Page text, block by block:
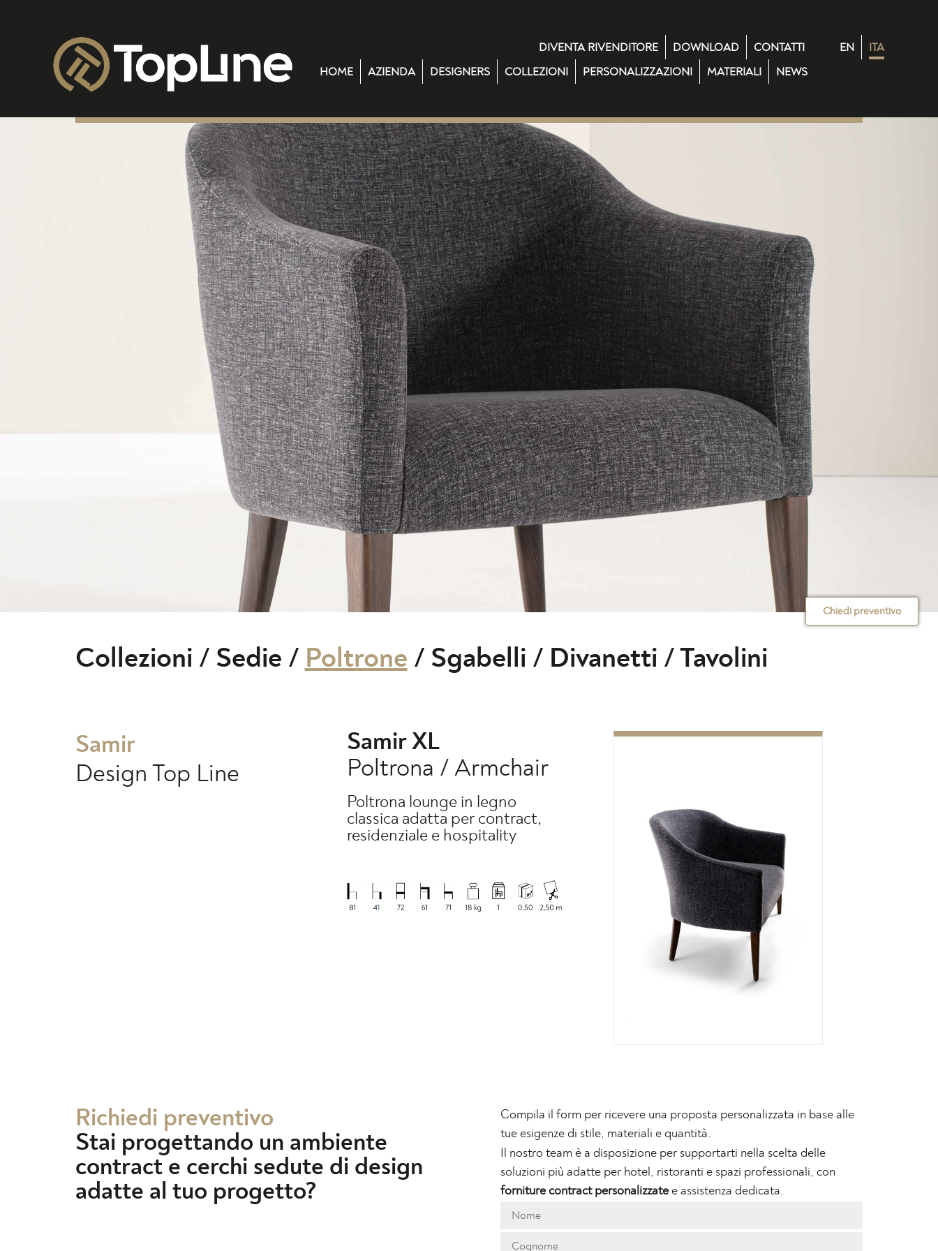
DIVENTA RIVENDITORE DOWNLOAD CONTATTI EN ITA
HOME AZIENDA DESIGNERS COLLEZIONI PERSONALIZZAZIONI MATERIALI NEWS
Collezioni / Sedie / Poltrone / Sgabelli / Divanetti / Tavolini
Samir
Design Top Line
Samir XL
Poltrona / Armchair
Poltrona lounge in legno
classica adatta per contract,
residenziale e hospitality
Richiedi preventivo
Stai progettando un ambiente
contract e cerchi sedute di design
adatte al tuo progetto?
Compila il form per ricevere una proposta personalizzata in base alle
tue esigenze di stile, materiali e quantità.
Il nostro team è a disposizione per supportarti nella scelta delle
soluzioni più adatte per hotel, ristoranti e spazi professionali, con
forniture contract personalizzate e assistenza dedicata.
Chiedi preventivo